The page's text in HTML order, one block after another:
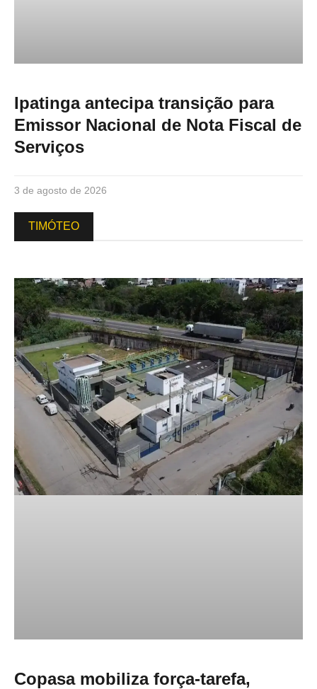
Ipatinga antecipa transição para
Emissor Nacional de Nota Fiscal de
Serviços
3 de agosto de 2026
TIMÓTEO
Copasa mobiliza força-tarefa,